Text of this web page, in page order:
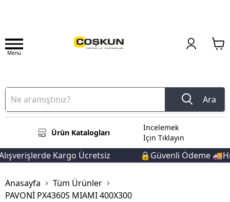
Menu
Ara
Ürün Katalogları
İncelemek
İçin Tıklayın
Kargo Ücretsiz 🔒Güvenli Ödeme
Anasayfa
Tüm Ürünler
PAVONİ PX4360S MIAMI 400X300